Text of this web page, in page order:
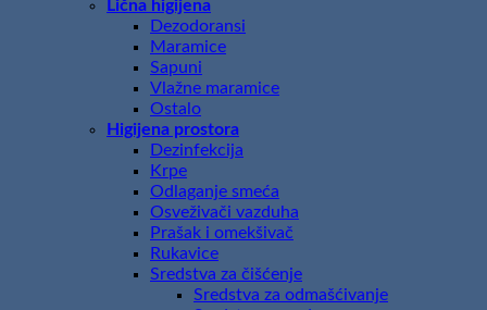
Lična higijena
Dezodoransi
Maramice
Sapuni
Vlažne maramice
Ostalo
Higijena prostora
Dezinfekcija
Krpe
Odlaganje smeća
Osveživači vazduha
Prašak i omekšivač
Rukavice
Sredstva za čišćenje
Sredstva za odmašćivanje